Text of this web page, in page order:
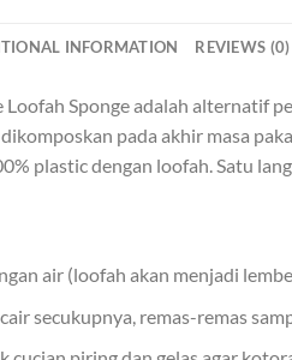
INFORMATION REVIEWS (0)
Sponge adalah alternatif
pada akhir masa
plastic dengan loofah. Satu
air (loofah akan menjadi
secukupnya, remas-remas